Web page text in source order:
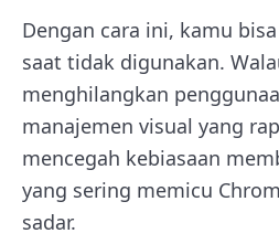
Dengan cara ini, kamu
saat tidak digunakan.
menghilangkan
manajemen visual yang
mencegah kebiasaan
yang sering memicu
sadar.